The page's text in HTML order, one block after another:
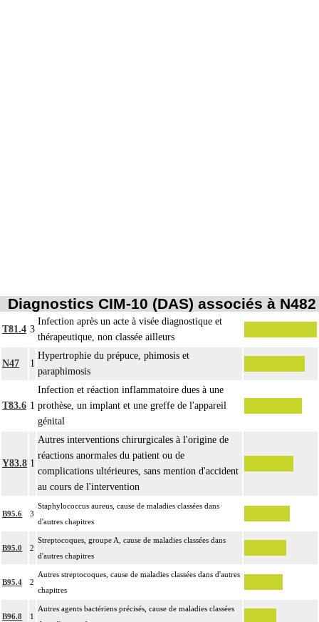
Diagnostics CIM-10 (DAS) associés à N482
T81.4 3
Infection après un acte à visée diagnostique et
thérapeutique, non classée ailleurs
N47 1
Hypertrophie du prépuce, phimosis et
paraphimosis
T83.6 1
Infection et réaction inflammatoire dues à une
prothèse, un implant et une greffe de l'appareil
génital
Y83.8 1
Autres interventions chirurgicales à l'origine de
réactions anormales du patient ou de
complications ultérieures, sans mention d'accident
au cours de l'intervention
B95.6 3
Staphylococcus aureus, cause de maladies classées dans
d'autres chapitres
B95.0 2
Streptocoques, groupe A, cause de maladies classées dans
d'autres chapitres
B95.4 2
Autres streptocoques, cause de maladies classées dans d'autres
chapitres
B96.8 1
Autres agents bactériens précisés, cause de maladies classées